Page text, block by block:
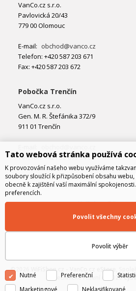
VanCo.cz s.r.o.
Pavlovická 20/43
779 00 Olomouc
E-mail: obchod@vanco.cz
Telefon: +420 587 203 671
Fax: +420 587 203 672
Pobočka Trenčín
VanCo.cz s.r.o.
Gen. M. R. Štefánika 372/9
911 01 Trenčín
Telefon: +421 32 877 74 02
©2026 WiFiShop.cz - VanCo.cz eStore
Technické řešení © 2026
Tato webová stránka používá
K provozování našeho webu využíváme
soubory sloužící k přizpůsobení obsahu
obecně k zajištění vaší maximální
preferencích.
Povolit výběr
Povolit všechny
Nutné Preferenční
Marketingové
Neklasifikované